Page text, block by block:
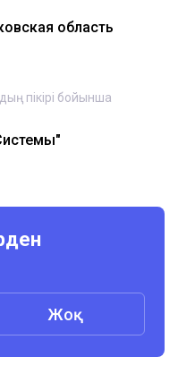
область
пікірі бойынша
Жоқ